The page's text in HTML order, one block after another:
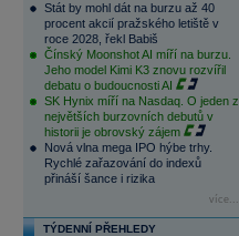
Stát by mohl dát na burzu až 40
procent akcií pražského letiště v
roce 2028, řekl Babiš
Čínský Moonshot AI míří na burzu.
Jeho model Kimi K3 znovu rozvířil
debatu o budoucnosti AI
SK Hynix míří na Nasdaq. O jeden z
největších burzovních debutů v
historii je obrovský zájem
Nová vlna mega IPO hýbe trhy.
Rychlé zařazování do indexů
přináší šance i rizika
více...
TÝDENNÍ PŘEHLEDY